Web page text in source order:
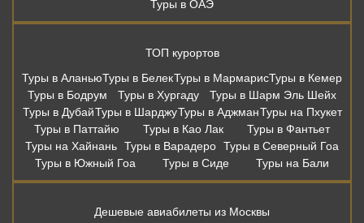
Туры в ОАЭ
ТОП курортов
Туры в АланьюТуры в БелекТуры в МармарисТуры в Кемер
Туры в Бодрум
Туры в Хургаду
Туры в Шарм Эль Шейх
Туры в ДубайТуры в ШарджуТуры в АджманТуры на Пхукет
Туры в Паттайю
Туры в Као Лак
Туры в Фантьет
Туры на Хайнань Туры в Варадеро Туры в Северный Гоа
Туры в Южный Гоа
Туры в Сиде Туры на Бали
Дешевые авиабилеты из Москвы